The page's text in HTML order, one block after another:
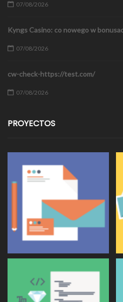
07/08/2026
Kyngs Casino: co nowego w
07/08/2026
cw-check-https://test.com/
07/08/2026
PROYECTOS